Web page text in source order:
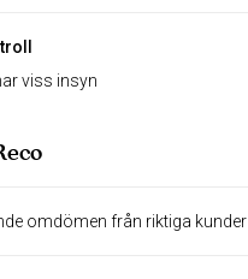
viss insyn
omdömen från riktiga kunder